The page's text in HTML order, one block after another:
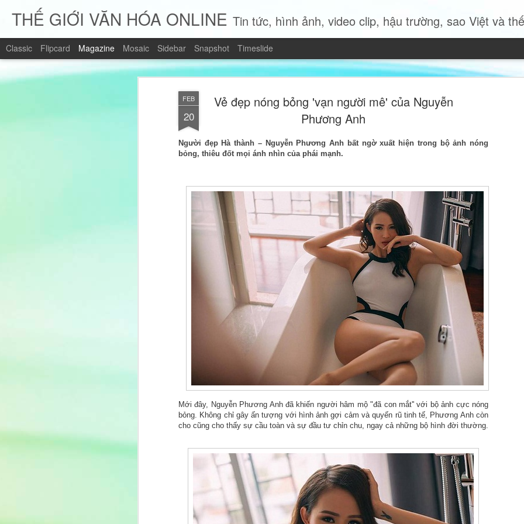
FEB
20
Vẻ đẹp nóng bỏng 'vạn người mê' của Nguyễn
Phương Anh
Người đẹp Hà thành – Nguyễn Phương Anh bất ngờ xuất hiện trong bộ ảnh nóng
bỏng, thiêu đốt mọi ánh nhìn của phái mạnh.
Mới đây, Nguyễn Phương Anh đã khiến người hâm mộ "đã con mắt'' với bộ ảnh cực nóng
bỏng. Không chỉ gây ấn tượng với hình ảnh gợi cảm và quyến rũ tinh tế, Phương Anh còn
cho cũng cho thấy sự cầu toàn và sự đầu tư chỉn chu, ngay cả những bộ hình đời thường.
THẾ GIỚI VĂN HÓA ONLINE Tin tức, hình ảnh, video clip, hậu trường, sao Việt và thế giới
Classic Flipcard Magazine Mosaic Sidebar Snapshot Timeslide
Trong bộ ảnh thời trang
2023 Quyn Si mang đến
nữ hiện đại độc lập, bản
của chính mình.
Không cần những bộ trang
trương, Quyn Si lựa chọn
trung tính, sơ mi trắng
cổ điển. Sự kết hợp ấy
mềm mại, phản chiếu
giữa quyền lực và nét nữ
Điểm đặc biệt của bộ ảnh
sắc sảo nhưng không
nhưng đầy chủ đích giúp